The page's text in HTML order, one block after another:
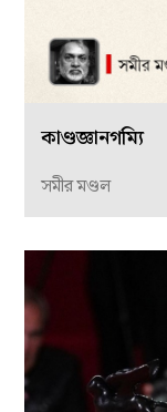
কাণ্ডজ্ঞানগম্যি
সমীর মণ্ডল